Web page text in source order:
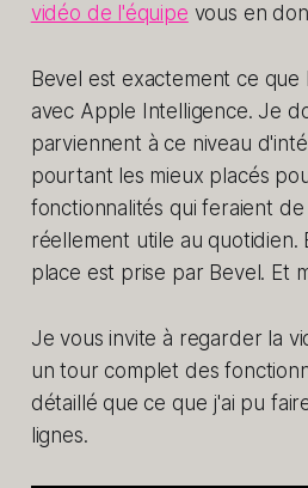
vidéo de l'équipe vous en
Bevel est exactement ce
avec Apple Intelligence. Je
parviennent à ce niveau
pourtant les mieux placés
fonctionnalités qui feraient de
réellement utile au quotidien.
place est prise par Bevel. Et
Je vous invite à regarder la
un tour complet des
détaillé que ce que j'ai pu
lignes.